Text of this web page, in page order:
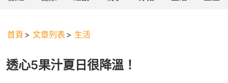
首頁 文章列表 生活
透心5果汁夏日很降溫！